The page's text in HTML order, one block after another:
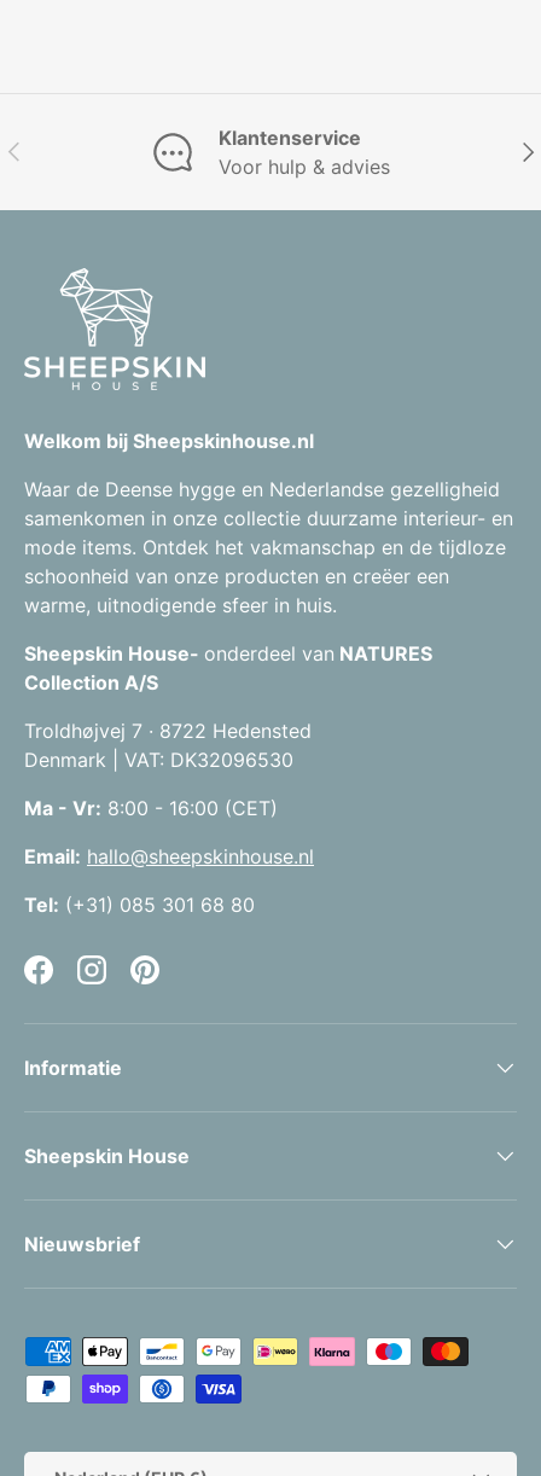
Vorige
Klantenservice
Voor hulp & advies
Welkom bij Sheepskinhouse.nl
Waar de Deense hygge en Nederlandse gezelligheid
samenkomen in onze collectie duurzame interieur- en
mode items. Ontdek het vakmanschap en de tijdloze
schoonheid van onze producten en creëer een
warme, uitnodigende sfeer in huis.
Sheepskin House- onderdeel van NATURES
Collection A/S
Troldhøjvej 7 · 8722 Hedensted
Denmark | VAT: DK32096530
Ma - Vr: 8:00 - 16:00 (CET)
Email: hallo@sheepskinhouse.nl
Tel: (+31) 085 301 68 80
FacebookInstagramPinterest
Informatie
Sheepskin House
Nieuwsbrief
Geaccepteerde betaalmethoden